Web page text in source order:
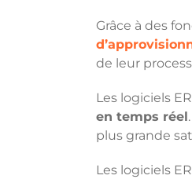
Grâce à des
de leur
Les logiciels
en temps réel
plus grande
Les logiciels